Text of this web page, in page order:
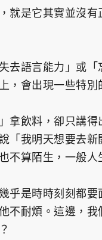
就是它其實並沒
去語言能力」或
，會出現一些特別
拿飲料，卻只講
「我明天想要去
不算陌生，一般
乎是時時刻刻都
不耐煩。這邊，